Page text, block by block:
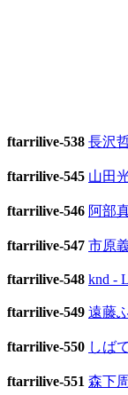
ftarrilive-538 長沢
ftarrilive-545 山田
ftarrilive-546 阿部
ftarrilive-547 市原
ftarrilive-548 knd -
ftarrilive-549 遠藤
ftarrilive-550 しば
ftarrilive-551 森下